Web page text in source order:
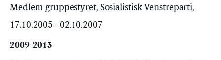
Medlem gruppestyret, Sosialistisk Venstreparti,
17.10.2005 - 02.10.2007
2009-2013